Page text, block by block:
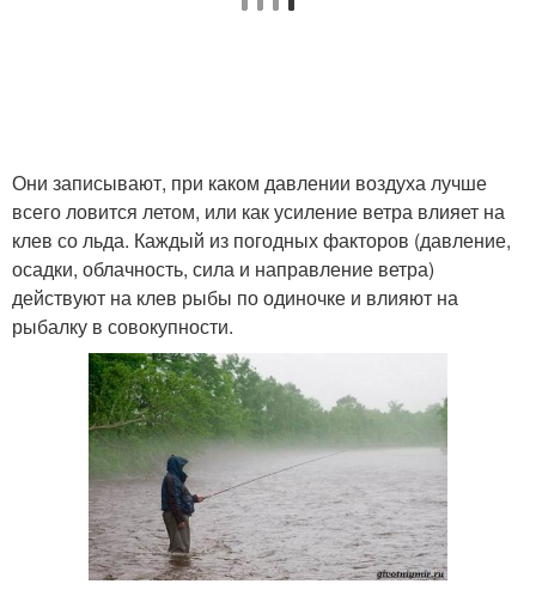
Они записывают, при каком давлении воздуха лучше
всего ловится летом, или как усиление ветра влияет на
клев со льда. Каждый из погодных факторов (давление,
осадки, облачность, сила и направление ветра)
действуют на клев рыбы по одиночке и влияют на
рыбалку в совокупности.